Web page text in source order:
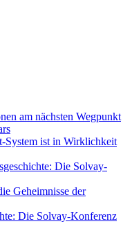
am nächsten Wegpunkt
System ist in Wirklichkeit
Die Solvay-
Geheimnisse der
Die Solvay-Konferenz